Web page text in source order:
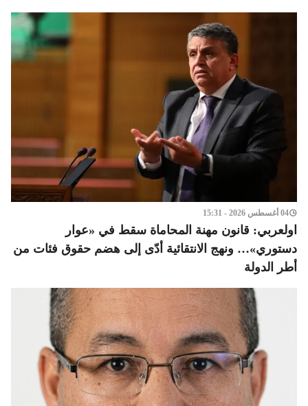
04 أغسطس 2026 - 15:31
اولعربي: قانون مهنة المحاماة سقط في «عوار
دستوري»… ونهج الانتقائية أدّى إلى هضم حقوق فئات من
أطر الدولة